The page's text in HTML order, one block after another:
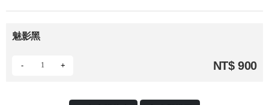
魅影黑
- + NT$ 900